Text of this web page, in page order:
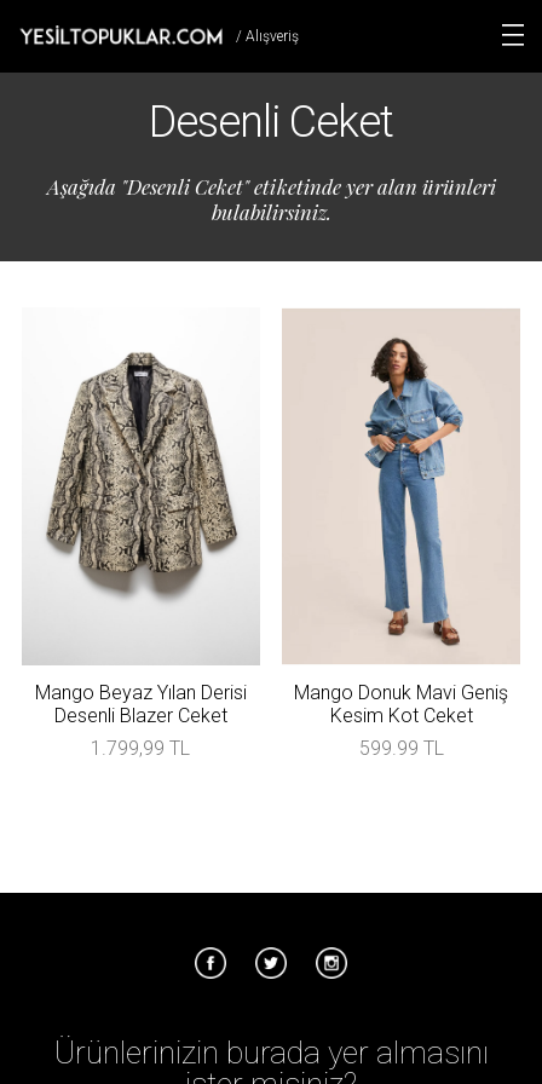
/ Alışveriş
Desenli Ceket
Aşağıda "Desenli Ceket" etiketinde yer alan ürünleri
bulabilirsiniz.
Mango Beyaz Yılan Derisi
Desenli Blazer Ceket
1.799,99 TL
Mango Donuk Mavi Geniş
Kesim Kot Ceket
599.99 TL
Ürünlerinizin burada yer almasını